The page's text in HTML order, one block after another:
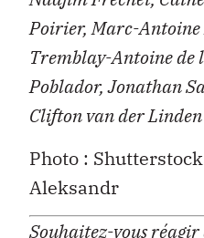
Poirier, Marc-
Tremblay-Antoine de
Poblador, Jonathan
Clifton van der Linden
Photo :
Aleksandr
Souhaitez-vous